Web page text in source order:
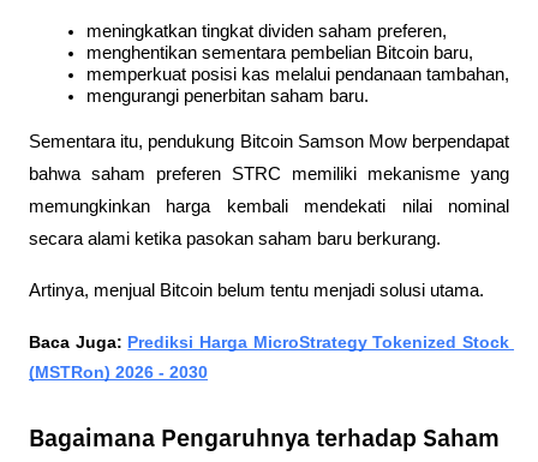
meningkatkan tingkat dividen saham preferen,
menghentikan sementara pembelian Bitcoin baru,
memperkuat posisi kas melalui pendanaan tambahan,
mengurangi penerbitan saham baru.
Sementara itu, pendukung Bitcoin Samson Mow berpendapat
bahwa saham preferen STRC memiliki mekanisme yang
memungkinkan harga kembali mendekati nilai nominal
secara alami ketika pasokan saham baru berkurang.
Artinya, menjual Bitcoin belum tentu menjadi solusi utama.
Baca Juga: Prediksi Harga MicroStrategy Tokenized Stock
(MSTRon) 2026 - 2030
Bagaimana Pengaruhnya terhadap Saham